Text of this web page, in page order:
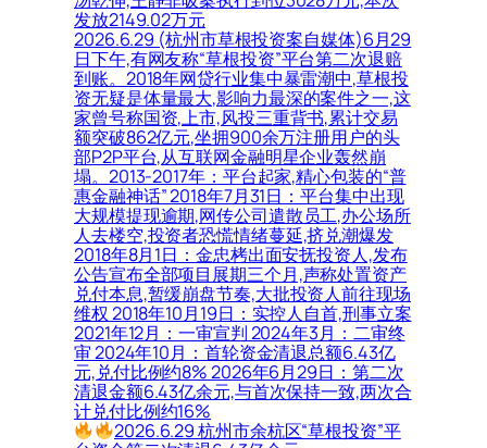
发放2149.02万元
2026.6.29 (杭州市草根投资案自媒体)6月29
日下午,有网友称“草根投资”平台第二次退赔
到账。2018年网贷行业集中暴雷潮中,草根投
资无疑是体量最大,影响力最深的案件之一,这
家曾号称国资,上市,风投三重背书,累计交易
额突破862亿元,坐拥900余万注册用户的头
部P2P平台,从互联网金融明星企业轰然崩
塌。2013-2017年：平台起家,精心包装的“普
惠金融神话” 2018年7月31日：平台集中出现
大规模提现逾期,网传公司遣散员工,办公场所
人去楼空,投资者恐慌情绪蔓延,挤兑潮爆发
2018年8月1日：金忠栲出面安抚投资人,发布
公告宣布全部项目展期三个月,声称处置资产
兑付本息,暂缓崩盘节奏,大批投资人前往现场
维权 2018年10月19日：实控人自首,刑事立案
2021年12月：一审宣判 2024年3月：二审终
审 2024年10月：首轮资金清退总额6.43亿
元,兑付比例约8% 2026年6月29日：第二次
清退金额6.43亿余元,与首次保持一致,两次合
计兑付比例约16%
2026.6.29 杭州市余杭区“草根投资”平